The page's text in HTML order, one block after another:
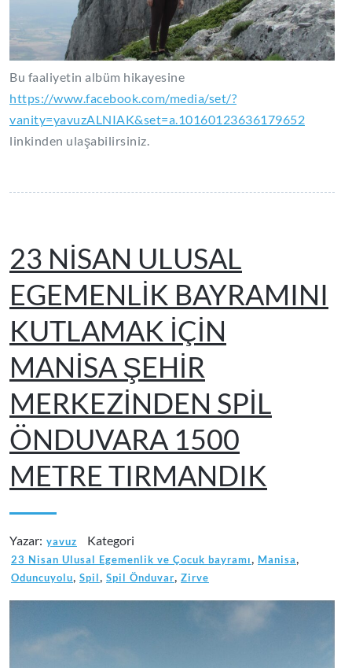
Bu faaliyetin albüm hikayesine
https://www.facebook.com/media/set/?
vanity=yavuzALNIAK&set=a.10160123636179652
linkinden ulaşabilirsiniz.
23 NİSAN ULUSAL
EGEMENLİK BAYRAMINI
KUTLAMAK İÇİN
MANİSA ŞEHİR
MERKEZİNDEN SPİL
ÖNDUVARA 1500
METRE TIRMANDIK
Yazar: yavuz Kategori
23 Nisan Ulusal Egemenlik ve Çocuk bayramı, Manisa,
Oduncuyolu, Spil, Spil Önduvar, Zirve